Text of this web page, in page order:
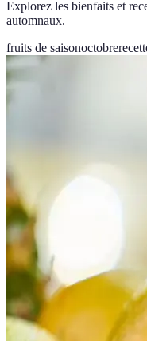
Explorez les bienfaits et
automnaux.
fruits de saisonoctobre